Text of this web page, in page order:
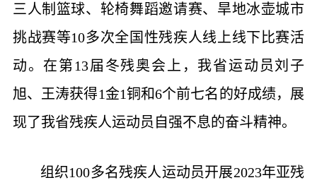
三人制篮球、轮椅舞蹈邀请赛、旱地冰壶城市
挑战赛等10多次全国性残疾人线上线下比赛活
动。在第13届冬残奥会上，我省运动员刘子
旭、王涛获得1金1铜和6个前七名的好成绩，展
现了我省残疾人运动员自强不息的奋斗精神。
组织100多名残疾人运动员开展2023年亚残